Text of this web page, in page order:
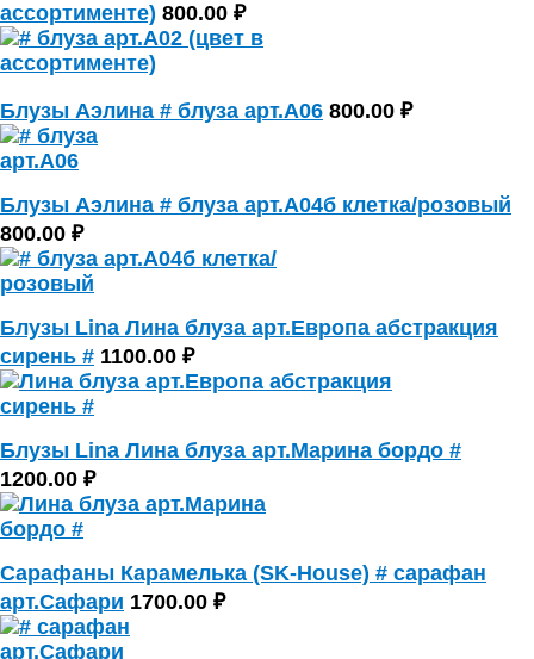
ассортименте) 800.00 ₽
Блузы Аэлина # блуза арт.А06 800.00 ₽
Блузы Аэлина # блуза арт.А04б клетка/розовый
800.00 ₽
Блузы Lina Лина блуза арт.Европа абстракция
сирень # 1100.00 ₽
Блузы Lina Лина блуза арт.Марина бордо #
1200.00 ₽
Сарафаны Карамелька (SK-House) # сарафан
арт.Сафари 1700.00 ₽